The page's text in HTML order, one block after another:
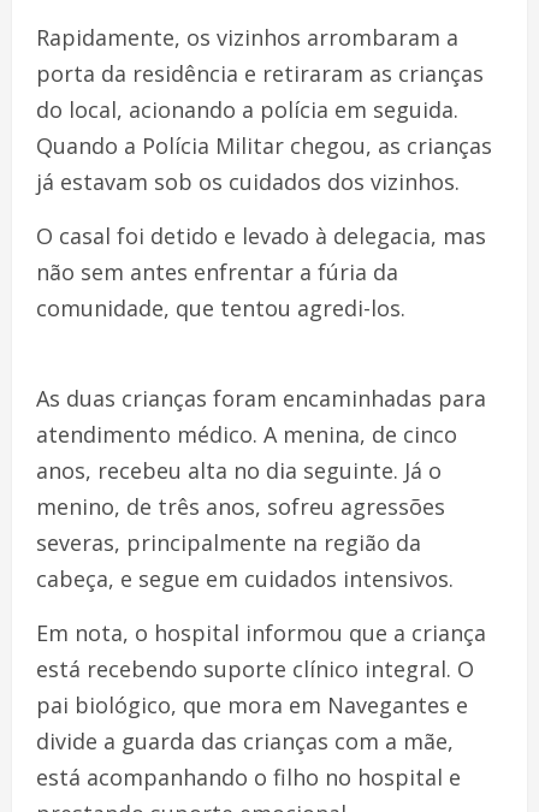
Rapidamente, os vizinhos arrombaram a
porta da residência e retiraram as crianças
do local, acionando a polícia em seguida.
Quando a Polícia Militar chegou, as crianças
já estavam sob os cuidados dos vizinhos.
O casal foi detido e levado à delegacia, mas
não sem antes enfrentar a fúria da
comunidade, que tentou agredi-los.
As duas crianças foram encaminhadas para
atendimento médico. A menina, de cinco
anos, recebeu alta no dia seguinte. Já o
menino, de três anos, sofreu agressões
severas, principalmente na região da
cabeça, e segue em cuidados intensivos.
Em nota, o hospital informou que a criança
está recebendo suporte clínico integral. O
pai biológico, que mora em Navegantes e
divide a guarda das crianças com a mãe,
está acompanhando o filho no hospital e